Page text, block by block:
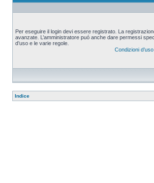
Per eseguire il login devi essere registrato. La
avanzate. L’amministratore puó anche dare permessi
d’uso e le varie regole.
Condizioni d’uso
Indice